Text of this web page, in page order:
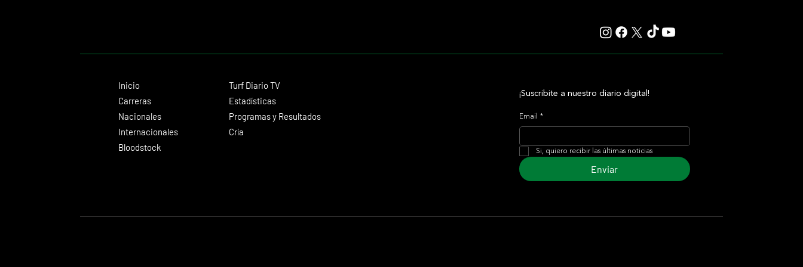
Inicio
Carreras
Nacionales
Internacionales
Bloodstock
Turf Diario TV
Estadísticas
Programas y Resultados
Cría
¡Suscribite a nuestro diario digital!
Email *
Si, quiero recibir las últimas noticias
Enviar